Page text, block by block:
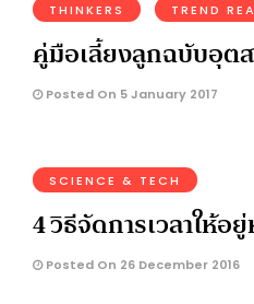
THINKERS TREND
คู่มือเลี้ยงลูกฉบับอุต
Posted On 5 January 2017
SCIENCE & TECH
4 วิธีจัดการเวลาให้อ
Posted On 26 December 2016